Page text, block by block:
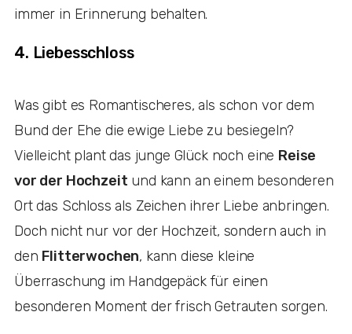
immer in Erinnerung behalten.
4. Liebesschloss
Was gibt es Romantischeres, als schon vor dem
Bund der Ehe die ewige Liebe zu besiegeln?
Vielleicht plant das junge Glück noch eine Reise
vor der Hochzeit und kann an einem besonderen
Ort das Schloss als Zeichen ihrer Liebe anbringen.
Doch nicht nur vor der Hochzeit, sondern auch in
den Flitterwochen, kann diese kleine
Überraschung im Handgepäck für einen
besonderen Moment der frisch Getrauten sorgen.